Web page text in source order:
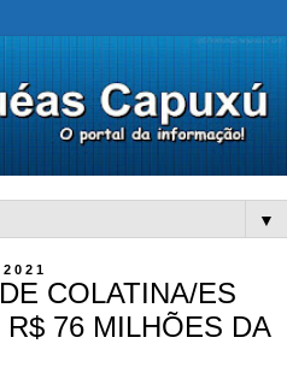
▼
COLATINA/ES
76 MILHÕES DA